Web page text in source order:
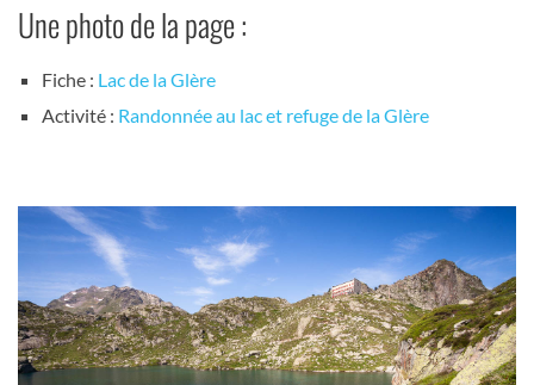
Une photo de la page :
Fiche : Lac de la Glère
Activité : Randonnée au lac et refuge de la Glère